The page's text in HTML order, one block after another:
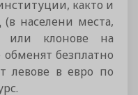
както и
населени места,
или клонове на
безплатно
левове в евро по